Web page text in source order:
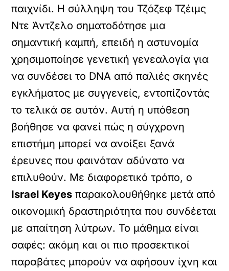
παιχνίδι. Η σύλληψη του Τζόζεφ Τζέιμς
Ντε Άντζελο σηματοδότησε μια
σημαντική καμπή, επειδή η αστυνομία
χρησιμοποίησε γενετική γενεαλογία για
να συνδέσει το DNA από παλιές σκηνές
εγκλήματος με συγγενείς, εντοπίζοντάς
το τελικά σε αυτόν. Αυτή η υπόθεση
βοήθησε να φανεί πώς η σύγχρονη
επιστήμη μπορεί να ανοίξει ξανά
έρευνες που φαινόταν αδύνατο να
επιλυθούν. Με διαφορετικό τρόπο, ο
Israel Keyes παρακολουθήθηκε μετά από
οικονομική δραστηριότητα που συνδέεται
με απαίτηση λύτρων. Το μάθημα είναι
σαφές: ακόμη και οι πιο προσεκτικοί
παραβάτες μπορούν να αφήσουν ίχνη και